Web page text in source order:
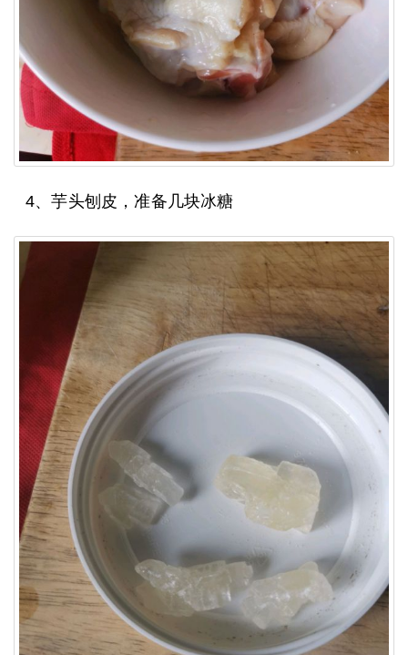
4、芋头刨皮，准备几块冰糖